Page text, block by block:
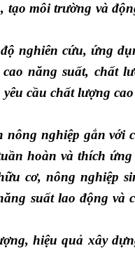
tạo môi trường và
nghiên cứu, ứng
năng suất, chất
cầu chất lượng
nông nghiệp gắn với
hoàn và thích
cơ, nông nghiệp
suất lao động
hiệu quả xây